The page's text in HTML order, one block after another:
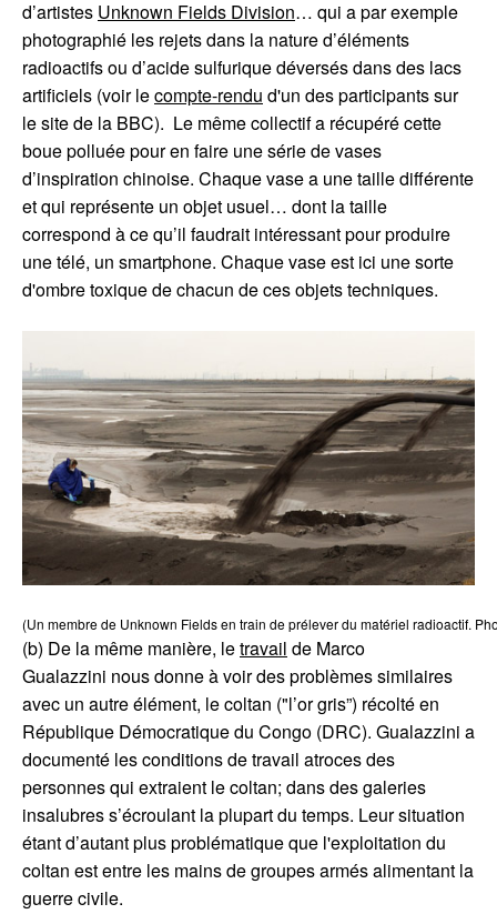
d’artistes Unknown Fields Division… qui a par exemple
photographié les rejets dans la nature d’éléments
radioactifs ou d’acide sulfurique déversés dans des lacs
artificiels (voir lecompte-rendu d'un des participants sur
le site de la BBC). Le même collectif a récupéré cette
boue polluée pour en faire une série de vases
d’inspiration chinoise. Chaque vase a une taille différente
et qui représente un objet usuel… dont la taille
correspond à ce qu’il faudrait intéressant pour produire
une télé, un smartphone. Chaque vase est ici une sorte
d'ombre toxique de chacun de ces objets techniques.
(b) De la même manière, letravail de Marco
Gualazzini nous donne à voir des problèmes similaires
avec un autre élément, le coltan ("l’or gris”) récolté en
République Démocratique du Congo (DRC). Gualazzini a
documenté les conditions de travail atroces des
personnes qui extraient le coltan; dans des galeries
insalubres s’écroulant la plupart du temps. Leur situation
étant d’autant plus problématique que l'exploitation du
coltan est entre les mains de groupes armés alimentant la
guerre civile.